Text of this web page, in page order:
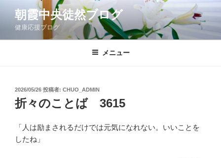
ン
朝霞中央徒然ブログ
健康応援ブログ
メニュー
投
稿
日:
2026/05/26 投稿者: CHUO_ADMIN
折々のことば 3615
「人は励まされるだけでは元気になれない。いいことを
したね」